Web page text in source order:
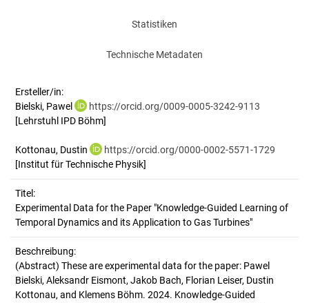
Statistiken
Technische Metadaten
Ersteller/in:
Bielski, Pawel
https://orcid.org/0009-0005-3242-9113
[Lehrstuhl IPD Böhm]
Kottonau, Dustin
https://orcid.org/0000-0002-5571-1729
[Institut für Technische Physik]
Titel:
Experimental Data for the Paper "Knowledge-Guided Learning of
Temporal Dynamics and its Application to Gas Turbines"
Beschreibung:
(Abstract) These are experimental data for the paper: Pawel
Bielski, Aleksandr Eismont, Jakob Bach, Florian Leiser, Dustin
Kottonau, and Klemens Böhm. 2024. Knowledge-Guided